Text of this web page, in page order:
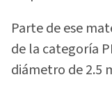
Parte de ese
de la categoría
diámetro de 2.5